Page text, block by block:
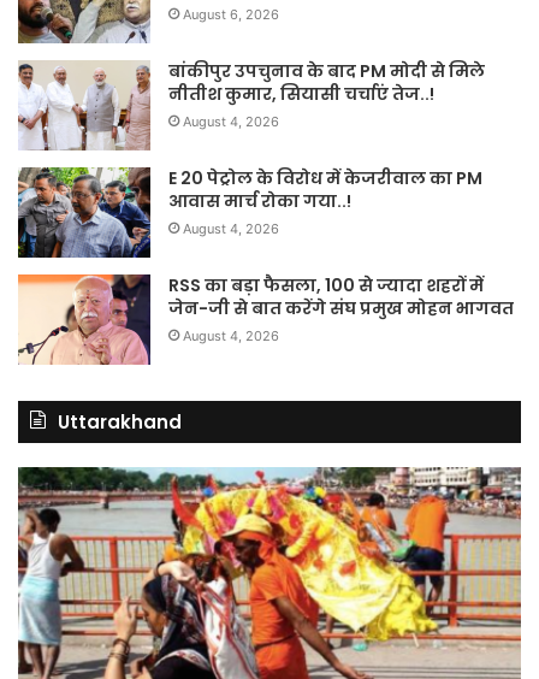
August 6, 2026
बांकीपुर उपचुनाव के बाद PM मोदी से मिले
नीतीश कुमार, सियासी चर्चाएं तेज..!
August 4, 2026
E 20 पेट्रोल के विरोध में केजरीवाल का PM
आवास मार्च रोका गया..!
August 4, 2026
RSS का बड़ा फैसला, 100 से ज्यादा शहरों में
जेन-जी से बात करेंगे संघ प्रमुख मोहन भागवत
August 4, 2026
Uttarakhand